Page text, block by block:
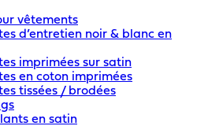
vêtements
d’entretien noir & blanc en
imprimées sur satin
en coton imprimées
tissées / brodées
en satin